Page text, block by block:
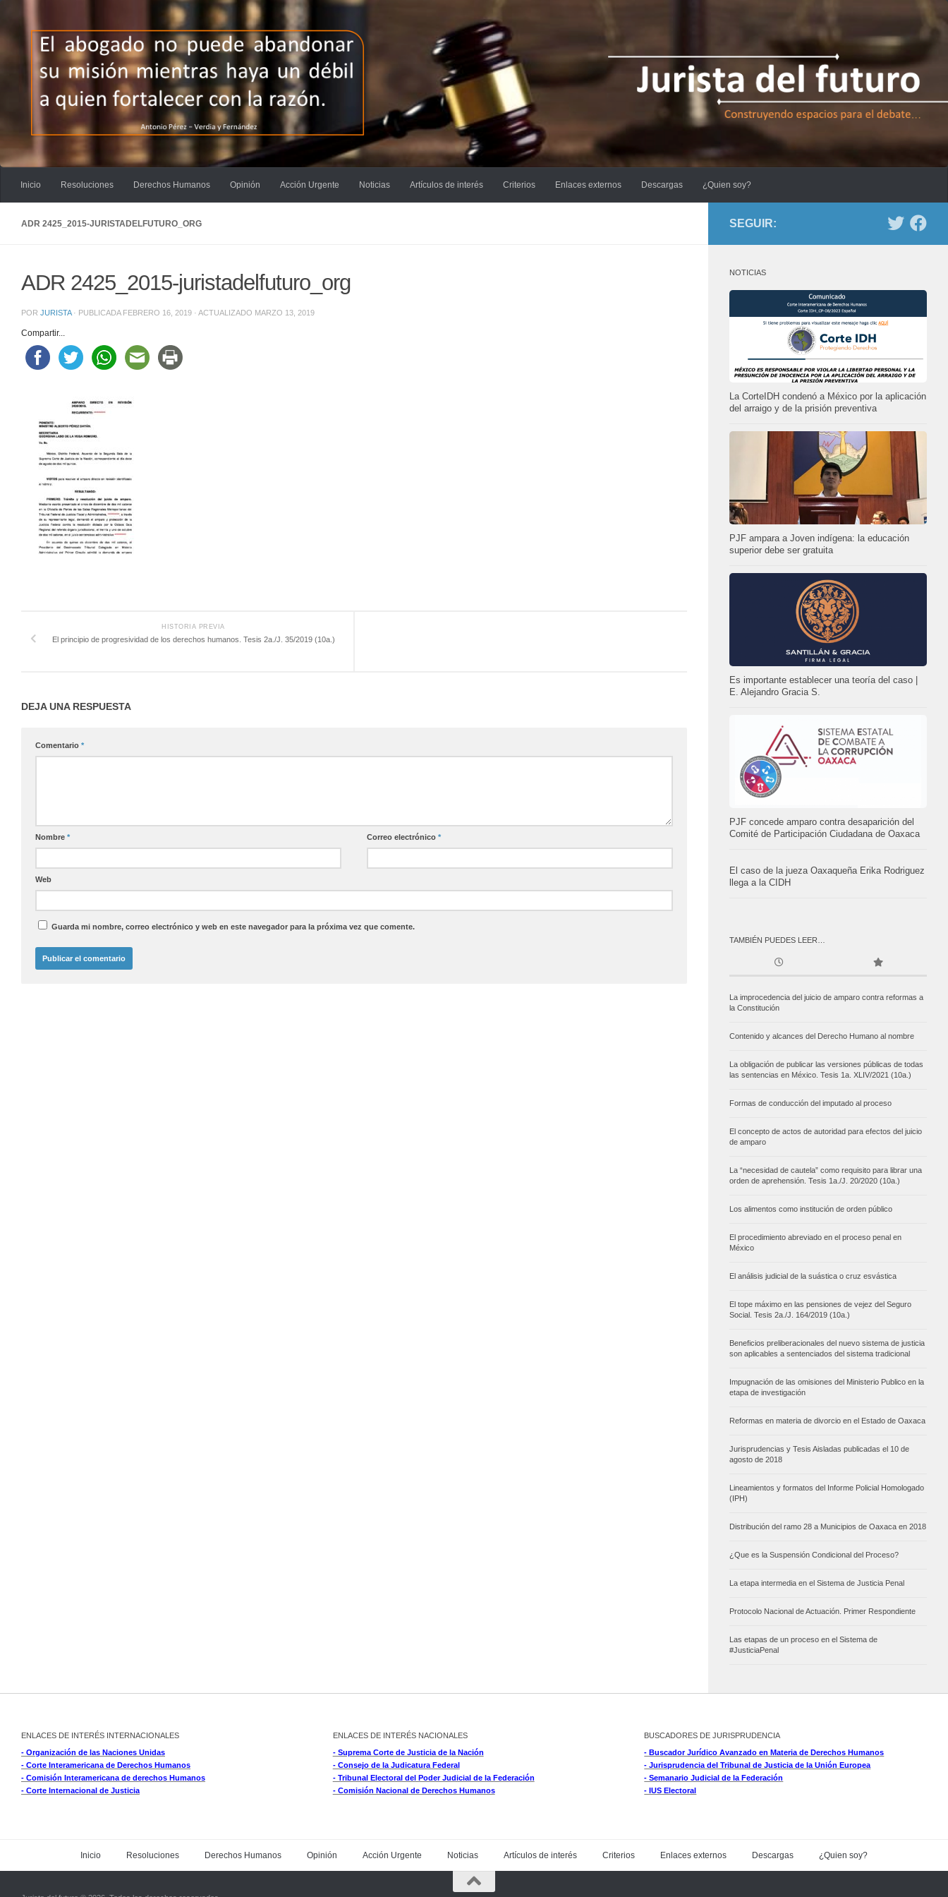
Inicio Resoluciones Derechos Humanos Opinión Acción Urgente Noticias Artículos de interés Criterios Enlaces externos Descargas ¿Quien soy?
ADR 2425_2015-JURISTADELFUTURO_ORG
ADR 2425_2015-juristadelfuturo_org
POR JURISTA · PUBLICADA FEBRERO 16, 2019 · ACTUALIZADO MARZO 13, 2019
Compartir...
HISTORIA PREVIA
El principio de progresividad de los derechos humanos. Tesis 2a./J. 35/2019 (10a.)
DEJA UNA RESPUESTA
Comentario *
Nombre * Correo electrónico*
Web
Guarda mi nombre, correo electrónico y web en este navegador para la próxima vez que comente.
SEGUIR:
NOTICIAS
La CorteIDH condenó a México por la aplicación
del arraigo y de la prisión preventiva
PJF ampara a Joven indígena: la educación
superior debe ser gratuita
Es importante establecer una teoría del caso |
E. Alejandro Gracia S.
PJF concede amparo contra desaparición del
Comité de Participación Ciudadana de Oaxaca
El caso de la jueza Oaxaqueña Erika Rodriguez
llega a la CIDH
TAMBIÉN PUEDES LEER…
La improcedencia del juicio de amparo contra reformas a
la Constitución
Contenido y alcances del Derecho Humano al nombre
La obligación de publicar las versiones públicas de todas
las sentencias en México. Tesis 1a. XLIV/2021 (10a.)
Formas de conducción del imputado al proceso
El concepto de actos de autoridad para efectos del juicio
de amparo
La “necesidad de cautela” como requisito para librar una
orden de aprehensión. Tesis 1a./J. 20/2020 (10a.)
Los alimentos como institución de orden público
El procedimiento abreviado en el proceso penal en
México
El análisis judicial de la suástica o cruz esvástica
El tope máximo en las pensiones de vejez del Seguro
Social. Tesis 2a./J. 164/2019 (10a.)
Beneficios preliberacionales del nuevo sistema de justicia
son aplicables a sentenciados del sistema tradicional
Impugnación de las omisiones del Ministerio Publico en la
etapa de investigación
Reformas en materia de divorcio en el Estado de Oaxaca
Jurisprudencias y Tesis Aisladas publicadas el 10 de
agosto de 2018
Lineamientos y formatos del Informe Policial Homologado
(IPH)
Distribución del ramo 28 a Municipios de Oaxaca en 2018
¿Que es la Suspensión Condicional del Proceso?
La etapa intermedia en el Sistema de Justicia Penal
Protocolo Nacional de Actuación. Primer Respondiente
Las etapas de un proceso en el Sistema de
#JusticiaPenal
ENLACES DE INTERÉS INTERNACIONALES
- Organización de las Naciones Unidas
- Corte Interamericana de Derechos Humanos
- Comisión Interamericana de derechos Humanos
- Corte Internacional de Justicia
ENLACES DE INTERÉS NACIONALES
- Suprema Corte de Justicia de la Nación
- Consejo de la Judicatura Federal
- Tribunal Electoral del Poder Judicial de la Federación
- Comisión Nacional de Derechos Humanos
BUSCADORES DE JURISPRUDENCIA
- Buscador Jurídico Avanzado en Materia de Derechos Humanos
- Jurisprudencia del Tribunal de Justicia de la Unión Europea
- Semanario Judicial de la Federación
- IUS Electoral
Inicio Resoluciones Derechos Humanos Opinión Acción Urgente Noticias Artículos de interés Criterios Enlaces externos Descargas ¿Quien soy?